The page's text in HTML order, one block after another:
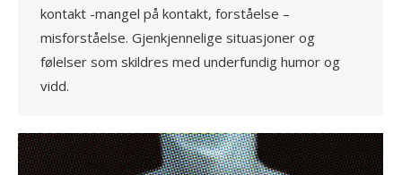
kontakt -mangel på kontakt, forståelse –
misforståelse. Gjenkjennelige situasjoner og
følelser som skildres med underfundig humor og
vidd.